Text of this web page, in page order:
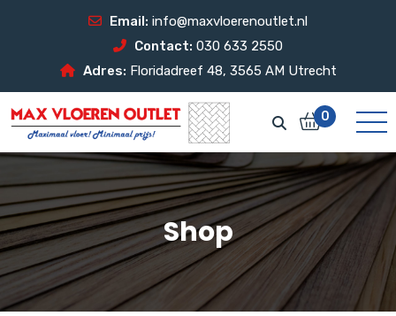
Email: info@maxvloerenoutlet.nl
Contact: 030 633 2550
Adres: Floridadreef 48, 3565 AM Utrecht
0
Shop